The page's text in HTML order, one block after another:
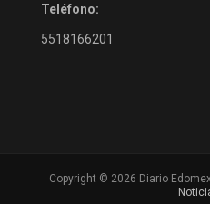
Teléfono:
5518166201
Copyright © 2026 Diario